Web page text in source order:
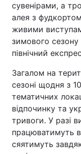
сувенірами, а
алея з
живими
зимового
північний
Загалом на
сезоні щодня з
тематичних
відпочинку та
тривоги. У разі
працюватимуть
сяятимуть